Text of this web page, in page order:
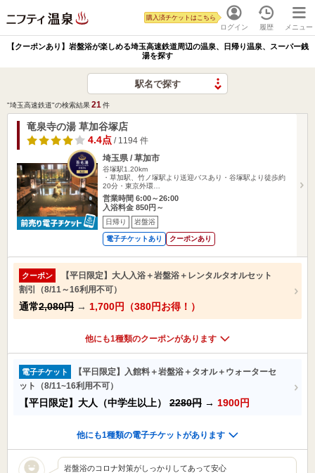
ログイン
購入済チケットはこちら
履歴 メニュー
【クーポンあり】岩盤浴が楽しめる埼玉高速鉄道周辺の温泉、日帰り温泉、スーパー銭
湯を探す
駅名で探す
"埼玉高速鉄道"の検索結果21 件
竜泉寺の湯 草加谷塚店
4.4点 / 1194 件
埼玉県 / 草加市
谷塚駅1.20km
・草加駅、竹ノ塚駅より送迎バスあり・谷塚駅より徒歩約
20分・東京外環…
営業時間 6:00～26:00
入浴料金 850円～
日帰り 岩盤浴
電子チケットあり クーポンあり
クーポン
【平日限定】大人入浴＋岩盤浴＋レンタルタオルセット
割引（8/11～16利用不可）
通常2,080円 → 1,700円（380円お得！）
他にも1種類のクーポンがあります
電子チケット
【平日限定】入館料＋岩盤浴＋タオル＋ウォーターセ
ット（8/11~16利用不可）
【平日限定】大人（中学生以上） 2280円 → 1900円
他にも1種類の電子チケットがあります
岩盤浴のコロナ対策がしっかりしてあって安心